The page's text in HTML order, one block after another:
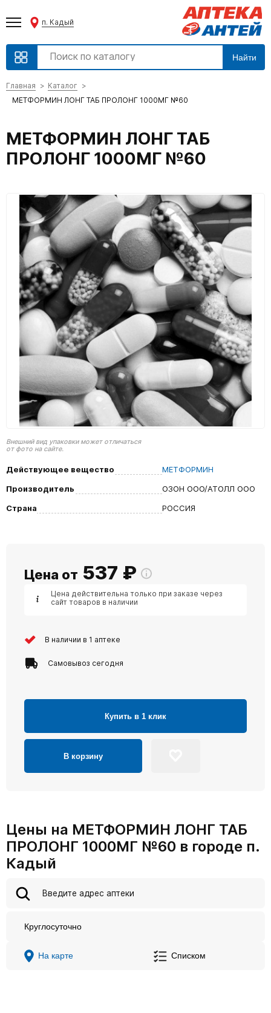
п. Кадый
Найти
Главная
Каталог
МЕТФОРМИН ЛОНГ ТАБ ПРОЛОНГ 1000МГ №60
МЕТФОРМИН ЛОНГ ТАБ
ПРОЛОНГ 1000МГ №60
Внешний вид упаковки может отличаться
от фото на сайте.
Действующее вещество
МЕТФОРМИН
Производитель
ОЗОН ООО/АТОЛЛ ООО
Страна
РОССИЯ
Цена от 537 ₽
Цена действительна только при заказе через
сайт товаров в наличии
В наличии в 1 аптеке
Самовывоз сегодня
Купить в 1 клик
В корзину
Цены на МЕТФОРМИН ЛОНГ ТАБ
ПРОЛОНГ 1000МГ №60 в городе п.
Кадый
Круглосуточно
На карте Списком